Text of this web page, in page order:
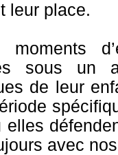
leur place.
sous un
de leur
elles
avec